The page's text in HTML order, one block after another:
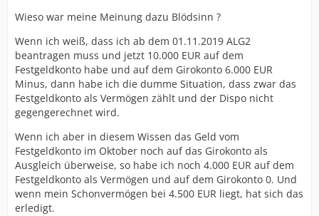
Wieso war meine Meinung dazu Blödsinn ?
Wenn ich weiß, dass ich ab dem 01.11.2019 ALG2
beantragen muss und jetzt 10.000 EUR auf dem
Festgeldkonto habe und auf dem Girokonto 6.000 EUR
Minus, dann habe ich die dumme Situation, dass zwar das
Festgeldkonto als Vermögen zählt und der Dispo nicht
gegengerechnet wird.
Wenn ich aber in diesem Wissen das Geld vom
Festgeldkonto im Oktober noch auf das Girokonto als
Ausgleich überweise, so habe ich noch 4.000 EUR auf dem
Festgeldkonto als Vermögen und auf dem Girokonto 0. Und
wenn mein Schonvermögen bei 4.500 EUR liegt, hat sich das
erledigt.